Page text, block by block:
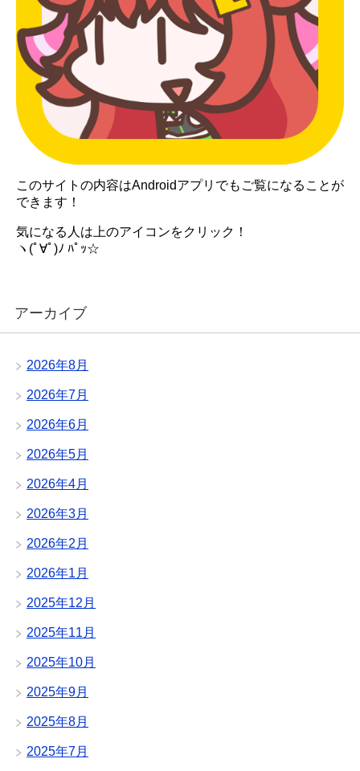
このサイトの内容はAndroidアプリでもご覧になることが
できます！
気になる人は上のアイコンをクリック！
ヽ(ﾟ∀ﾟ)ﾉ ﾊﾟｯ☆
アーカイブ
2026年8月
2026年7月
2026年6月
2026年5月
2026年4月
2026年3月
2026年2月
2026年1月
2025年12月
2025年11月
2025年10月
2025年9月
2025年8月
2025年7月